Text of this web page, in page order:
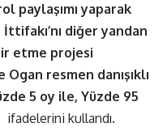
paylaşımı yaparak
diğer yandan
etme projesi
resmen danışıklı
5 oy ile, Yüzde 95
ifadelerini kullandı.